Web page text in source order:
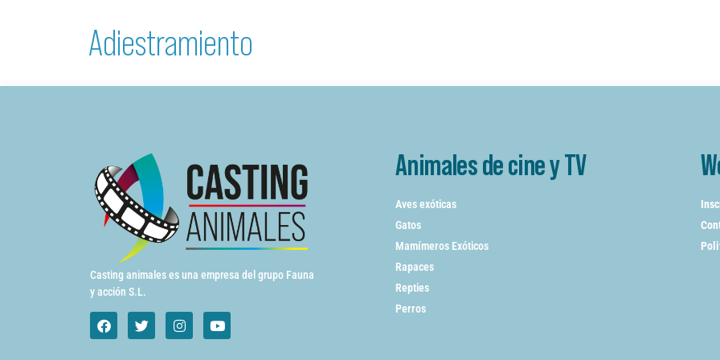
Adiestramiento
Casting animales es una empresa del grupo Fauna
y acción S.L.
Animales de cine y TV
Aves exóticas
Gatos
Mamímeros Exóticos
Rapaces
Repties
Perros